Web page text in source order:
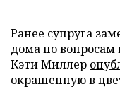
Ранее супруга
дома по
Кэти Миллер
окрашенную в